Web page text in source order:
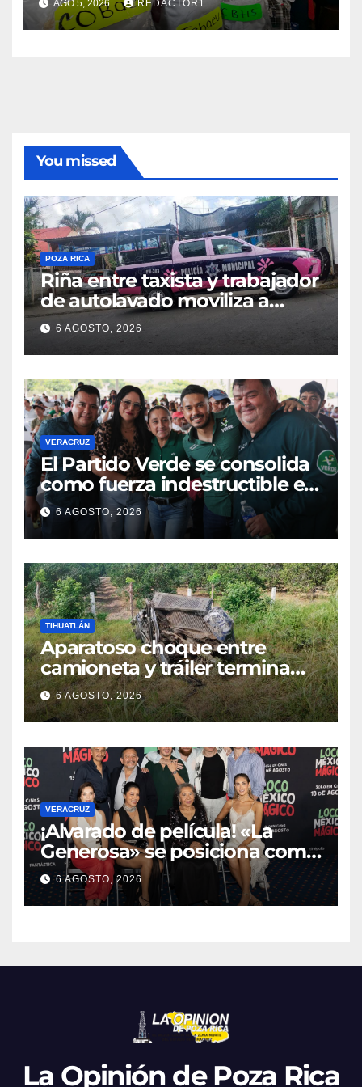
AGO 5, 2026 REDACTOR1
You missed
POZA RICA
Riña entre taxista y trabajador
de autolavado moviliza a
policías en Poza Rica
6 AGOSTO, 2026
VERACRUZ
​El Partido Verde se consolida
como fuerza indestructible en
la zona norte de Veracruz
6 AGOSTO, 2026
TIHUATLÁN
Aparatoso choque entre
camioneta y tráiler termina
con ambas unidades fuera de
la carretera en Tihuatlán
6 AGOSTO, 2026
VERACRUZ
¡Alvarado de película! «La
Generosa» se posiciona como
escenario ideal para
producciones de cine y
televisión
6 AGOSTO, 2026
La Opinión de Poza Rica